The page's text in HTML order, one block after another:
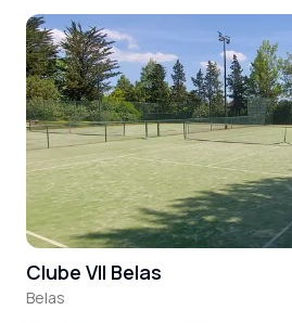
Clube VII Belas
Belas